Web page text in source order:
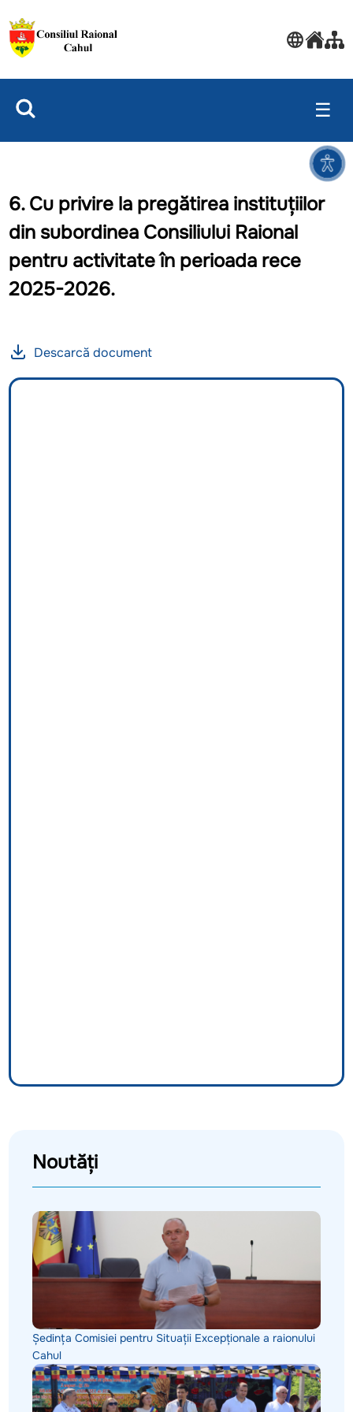
☰
6. Cu privire la pregătirea instituțiilor
din subordinea Consiliului Raional
pentru activitate în perioada rece
2025-2026.
Descarcă document
Noutăți
Ședința Comisiei pentru Situații Excepționale a raionului
Cahul